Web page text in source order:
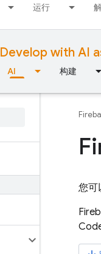
运行
Develop with AI
AI 构建
您可